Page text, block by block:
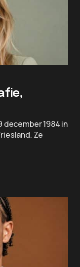
december 1984 in
Ze